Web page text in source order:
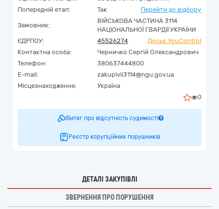
Попередній етап:
Так Перейти до відбору
Замовник:
ВІЙСЬКОВА ЧАСТИНА 3114
НАЦІОНАЛЬНОЇ ГВАРДІЇ УКРАЇНИ
ЄДРПОУ:
45526274
Досьє YouControl
Контактна особа:
Черничко Сергій Олександрович
Телефон:
380637444800
E-mail:
zakupivli3114@ngu.gov.ua
Місцезнаходження:
Україна
0
Витяг про відсутність судимості
Реєстр корупційних порушників
ДЕТАЛІ ЗАКУПІВЛІ
ЗВЕРНЕННЯ ПРО ПОРУШЕННЯ